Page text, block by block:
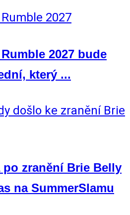
2027 bude
který ...
po zranění Brie Belly
na SummerSlamu